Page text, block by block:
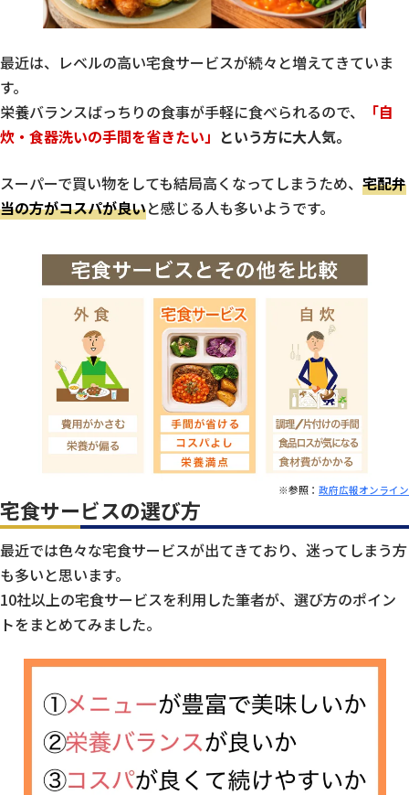
最近は、レベルの高い宅食サービスが続々と増えてきていま
す。
栄養バランスばっちりの食事が手軽に食べられるので、
「自
炊・食器洗いの手間を省きたい」 という方に大人気。
スーパーで買い物をしても結局高くなってしまうため、 宅配弁
当の方がコスパが良いと感じる人も多いようです。
※参照： 政府広報オンライン
宅食サービスの選び方
最近では色々な宅食サービスが出てきており、迷ってしまう方
も多いと思います。
10社以上の宅食サービスを利用した筆者が、選び方のポイン
トをまとめてみました。